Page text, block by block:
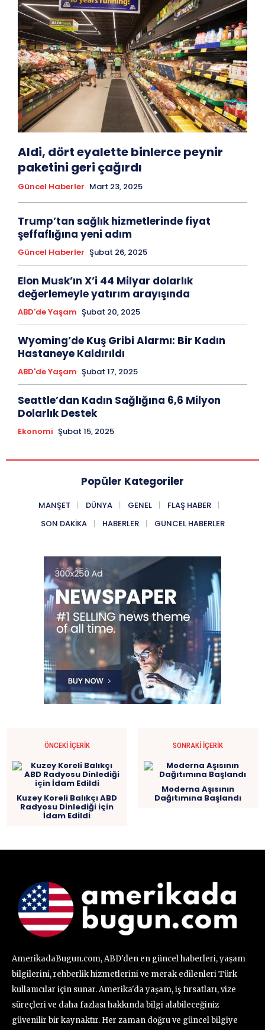
Aldi, dört eyalette binlerce peynir
paketini geri çağırdı
Güncel Haberler Mart 23, 2025
Trump’tan sağlık hizmetlerinde fiyat
şeffaflığına yeni adım
Güncel Haberler Şubat 26, 2025
Elon Musk’ın X’i 44 Milyar dolarlık
değerlemeyle yatırım arayışında
ABD'de Yaşam Şubat 20, 2025
Wyoming’de Kuş Gribi Alarmı: Bir Kadın
Hastaneye Kaldırıldı
ABD'de Yaşam Şubat 17, 2025
Seattle’dan Kadın Sağlığına 6,6 Milyon
Dolarlık Destek
Ekonomi Şubat 15, 2025
Popüler Kategoriler
MANŞET DÜNYA GENEL
FLAŞ HABER
SON DAKIKA
HABERLER GÜNCEL HABERLER
ÖNCEKI İÇERIK
Kuzey Koreli Balıkçı ABD
Radyosu Dinlediği için
İdam Edildi
SONRAKI İÇERIK
Moderna Aşısının
Dağıtımına Başlandı
AmerikadaBugun.com, ABD'den en güncel haberleri, yaşam
bilgilerini, rehberlik hizmetlerini ve merak edilenleri Türk
kullanıcılar için sunar. Amerika'da yaşam, iş fırsatları, vize
süreçleri ve daha fazlası hakkında bilgi alabileceğiniz
güvenilir bir kaynaktır. Her zaman doğru ve güncel bilgiye